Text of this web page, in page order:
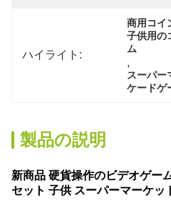
ハイライト:
商用コイ
子供用の
ム
,
スーパー
ケードゲ
製品の説明
新商品 硬貨操作のビデオゲー
セット 子供 スーパーマーケッ